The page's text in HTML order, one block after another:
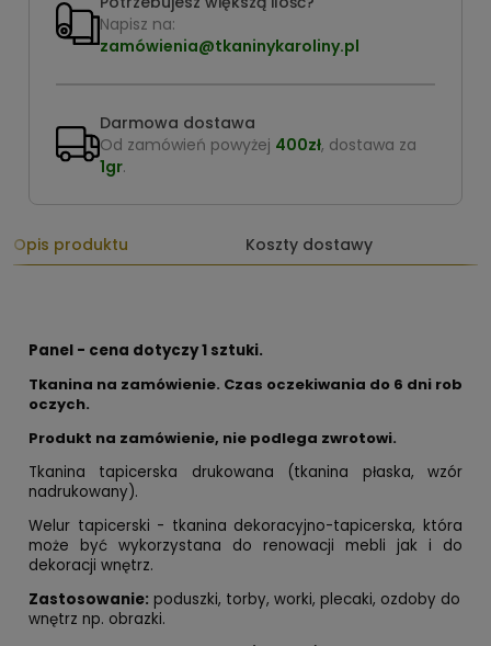
Napisz na:
zamówienia@tkaninykaroliny.pl
Darmowa dostawa
Od zamówień powyżej 400zł, dostawa za
1gr.
Opis produktu Koszty dostawy
Panel - cena dotyczy 1 sztuki.
Tkanina na zamówienie. Czas oczekiwania do 6 dni rob
oczych.
Produkt na zamówienie, nie podlega zwrotowi.
Tkanina tapicerska drukowana (tkanina płaska, wzór
nadrukowany).
Welur tapicerski - tkanina dekoracyjno-tapicerska, która
może być wykorzystana do renowacji mebli jak i do
dekoracji wnętrz.
Zastosowanie: poduszki, torby, worki, plecaki, ozdoby do
wnętrz np. obrazki.